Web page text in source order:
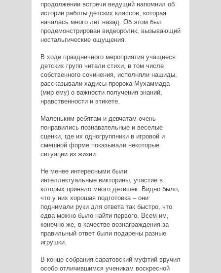
продолжении встречи ведущий напомнил об
истории работы детских классов, которая
началась много лет назад. Об этом был
продемонстрирован видеоролик, вызывающий
ностальгические ощущения.
В ходе праздничного мероприятия учащиеся
детских групп читали стихи, в том числе
собственного сочинения, исполняли нашиды,
рассказывали хадисы пророка Мухаммада
(мир ему) о важности получения знаний,
нравственности и этикете.
Маленьким ребятам и девчатам очень
понравились познавательные и веселые
сценки, где их одногруппники в игровой и
смешной форме показывали некоторые
ситуации из жизни.
Не менее интересными были
интеллектуальные викторины, участие в
которых приняло много детишек. Видно было,
что у них хорошая подготовка – они
поднимали руки для ответа так быстро, что
едва можно было найти первого. Всем им,
конечно же, в качестве вознаграждения за
правильный ответ были подарены разные
игрушки.
В конце собрания саратовский муфтий вручил
особо отличившимся ученикам воскресной